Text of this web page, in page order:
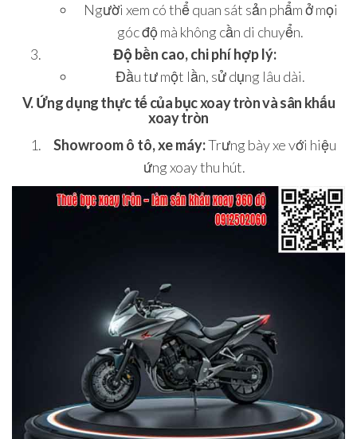
Người xem có thể quan sát sản phẩm ở mọi
góc độ mà không cần di chuyển.
Độ bền cao, chi phí hợp lý:
Đầu tư một lần, sử dụng lâu dài.
V. Ứng dụng thực tế của bục xoay tròn và sân khấu
xoay tròn
Showroom ô tô, xe máy:Trưng bày xe với hiệu
ứng xoay thu hút.